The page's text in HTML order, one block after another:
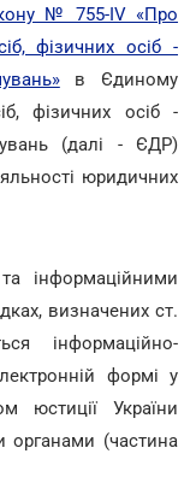
№ 755-IV «Про
фізичних осіб -
в Єдиному
фізичних осіб -
(далі - ЄДР)
юридичних
інформаційними
визначених ст.
інформаційно-
формі у
юстиції України
органами (частина